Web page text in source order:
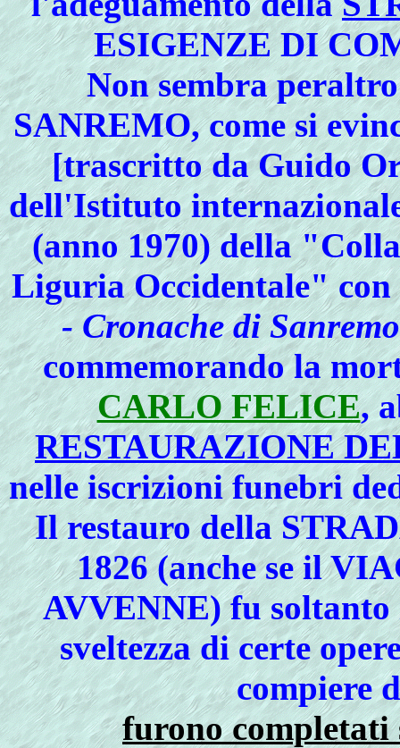
ESIGENZE DI
Non sembra
SANREMO, come si
[trascritto da Guido
dell'Istituto
(anno 1970) della
Liguria Occidentale"
- Cronache di
commemorando la
CARLO FELICE,
RESTAURAZIONE
nelle iscrizioni funebri
Il restauro della
1826 (anche se il
AVVENNE) fu soltanto
sveltezza di certe
compiere
furono